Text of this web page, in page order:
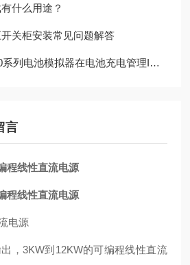
什么用途？
关柜安装常见问题解答
池模拟器在电池充电管理IC行 业的应用
言
程线性直流电源
程线性直流电源
电源
，3KW到12KW的可编程线性直流